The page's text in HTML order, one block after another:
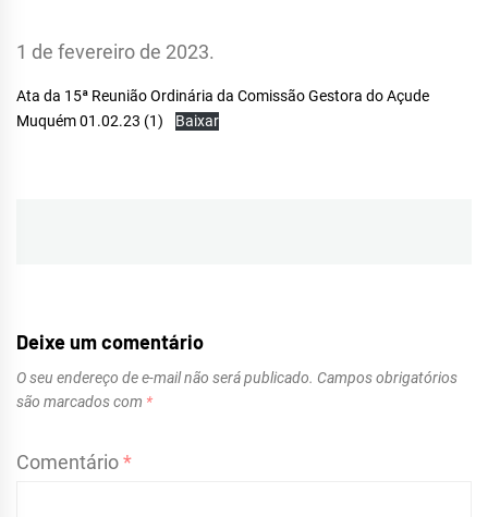
1 de fevereiro de 2023.
Ata da 15ª Reunião Ordinária da Comissão Gestora do Açude
Muquém 01.02.23 (1)
Baixar
Post
Deixe um comentário
O seu endereço de e-mail não será publicado. Campos obrigatórios
são marcados com *
Comentário*